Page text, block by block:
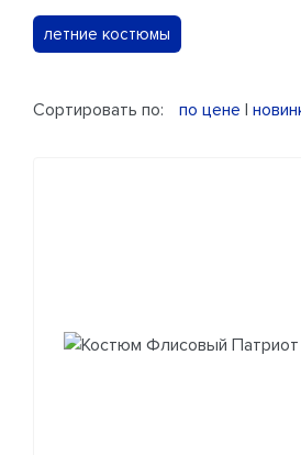
летние костюмы
Сортировать по: по цене |